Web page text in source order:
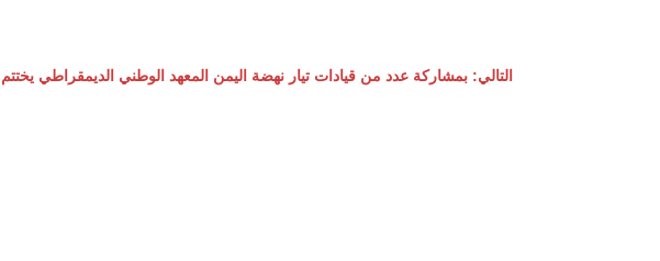
التالي: بمشاركة عدد من قيادات تيار نهضة اليمن المعهد الوطني الديمقراطي